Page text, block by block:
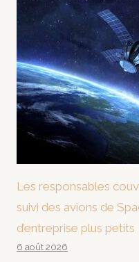
Les responsables
suivi des avions de
d’entreprise plus petits
6 août 2026